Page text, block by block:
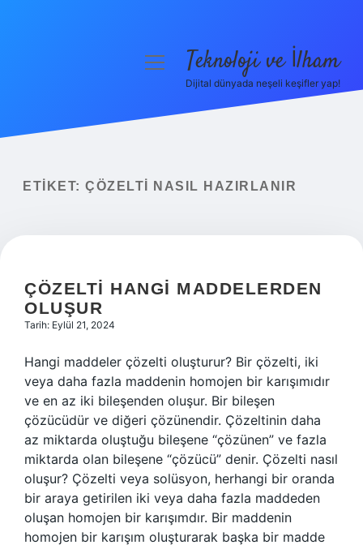
Yasal Uyarı
menüyüTeknoloji ve İlham
Dijital dünyada neşeli keşifler yap!
ETIKET: ÇÖZELTI NASIL HAZIRLANIR
ÇÖZELTI HANGI MADDELERDEN
OLUŞUR
Tarih: Eylül 21, 2024
Hangi maddeler çözelti oluşturur? Bir çözelti, iki
veya daha fazla maddenin homojen bir karışımıdır
ve en az iki bileşenden oluşur. Bir bileşen
çözücüdür ve diğeri çözünendir. Çözeltinin daha
az miktarda oluştuğu bileşene “çözünen” ve fazla
miktarda olan bileşene “çözücü” denir. Çözelti nasıl
oluşur? Çözelti veya solüsyon, herhangi bir oranda
bir araya getirilen iki veya daha fazla maddeden
oluşan homojen bir karışımdır. Bir maddenin
homojen bir karışım oluşturarak başka bir madde